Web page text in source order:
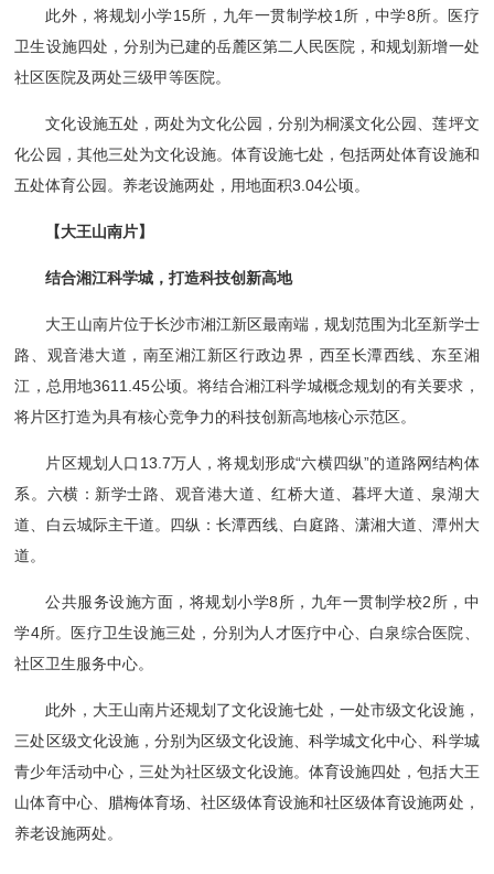
此外，将规划小学15所，九年一贯制学校1所，中学8所。医疗
卫生设施四处，分别为已建的岳麓区第二人民医院，和规划新增一处
社区医院及两处三级甲等医院。
文化设施五处，两处为文化公园，分别为桐溪文化公园、莲坪文
化公园，其他三处为文化设施。体育设施七处，包括两处体育设施和
五处体育公园。养老设施两处，用地面积3.04公顷。
【大王山南片】
结合湘江科学城，打造科技创新高地
大王山南片位于长沙市湘江新区最南端，规划范围为北至新学士
路、观音港大道，南至湘江新区行政边界，西至长潭西线、东至湘
江，总用地3611.45公顷。将结合湘江科学城概念规划的有关要求，
将片区打造为具有核心竞争力的科技创新高地核心示范区。
片区规划人口13.7万人，将规划形成“六横四纵”的道路网结构体
系。六横：新学士路、观音港大道、红桥大道、暮坪大道、泉湖大
道、白云城际主干道。四纵：长潭西线、白庭路、潇湘大道、潭州大
道。
公共服务设施方面，将规划小学8所，九年一贯制学校2所，中
学4所。医疗卫生设施三处，分别为人才医疗中心、白泉综合医院、
社区卫生服务中心。
此外，大王山南片还规划了文化设施七处，一处市级文化设施，
三处区级文化设施，分别为区级文化设施、科学城文化中心、科学城
青少年活动中心，三处为社区级文化设施。体育设施四处，包括大王
山体育中心、腊梅体育场、社区级体育设施和社区级体育设施两处，
养老设施两处。